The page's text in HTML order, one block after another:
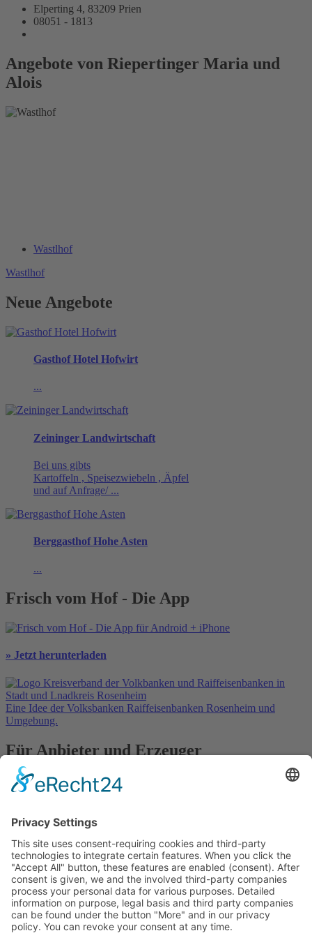
Elperting 4, 83209 Prien
08051 - 1813
Angebote von Riepertinger Maria und
Alois
Wastlhof
Wastlhof
Neue Angebote
Gasthof Hotel Hofwirt
...
Zeininger Landwirtschaft
Bei uns gibts
Kartoffeln , Speisezwiebeln , Äpfel
und auf Anfrage/ ...
Berggasthof Hohe Asten
...
Frisch vom Hof - Die App
» Jetzt herunterladen
Eine Idee der Volksbanken Raiffeisenbanken Rosenheim und
Umgebung.
Für Anbieter und Erzeuger
» Ihre Werbung
In Kooperation mit
Kontakt